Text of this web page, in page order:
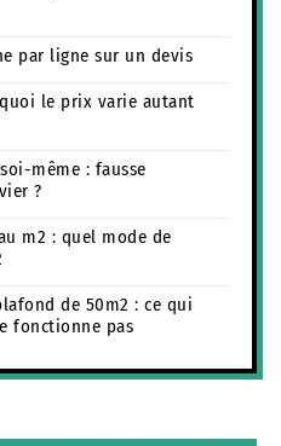
par ligne sur un devis
le prix varie autant
même : fausse
?
m2 : quel mode de
de 50m2 : ce qui
fonctionne pas